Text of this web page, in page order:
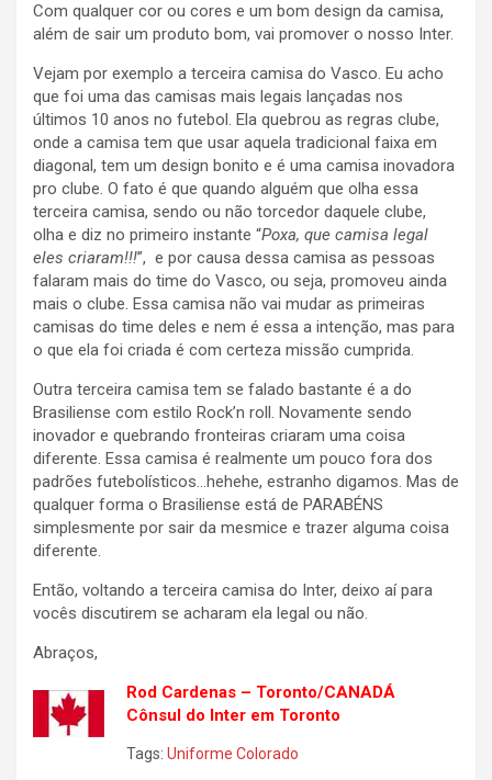
Com qualquer cor ou cores e um bom design da camisa,
além de sair um produto bom, vai promover o nosso Inter.
Vejam por exemplo a terceira camisa do Vasco. Eu acho
que foi uma das camisas mais legais lançadas nos
últimos 10 anos no futebol. Ela quebrou as regras clube,
onde a camisa tem que usar aquela tradicional faixa em
diagonal, tem um design bonito e é uma camisa inovadora
pro clube. O fato é que quando alguém que olha essa
terceira camisa, sendo ou não torcedor daquele clube,
olha e diz no primeiro instante “Poxa, que camisa legal
eles criaram!!!”, e por causa dessa camisa as pessoas
falaram mais do time do Vasco, ou seja, promoveu ainda
mais o clube. Essa camisa não vai mudar as primeiras
camisas do time deles e nem é essa a intenção, mas para
o que ela foi criada é com certeza missão cumprida.
Outra terceira camisa tem se falado bastante é a do
Brasiliense com estilo Rock’n roll. Novamente sendo
inovador e quebrando fronteiras criaram uma coisa
diferente. Essa camisa é realmente um pouco fora dos
padrões futebolísticos…hehehe, estranho digamos. Mas de
qualquer forma o Brasiliense está de PARABÉNS
simplesmente por sair da mesmice e trazer alguma coisa
diferente.
Então, voltando a terceira camisa do Inter, deixo aí para
vocês discutirem se acharam ela legal ou não.
Abraços,
Rod Cardenas – Toronto/CANADÁ
Cônsul do Inter em Toronto
Tags: Uniforme Colorado